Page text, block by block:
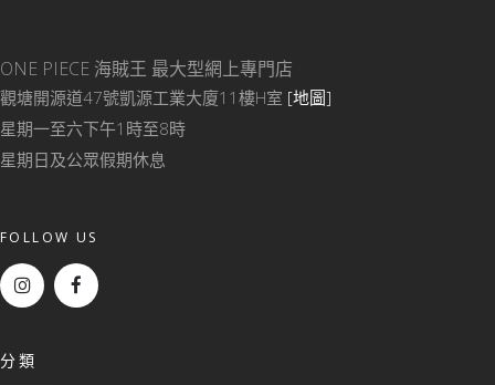
ONE PIECE 海賊王 最大型網上專門店
觀塘開源道47號凱源工業大廈11樓H室 [地圖]
星期一至六下午1時至8時
星期日及公眾假期休息
FOLLOW US
分類